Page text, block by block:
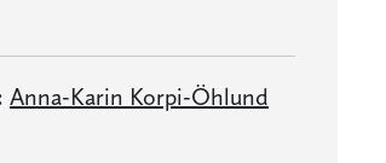
Anna-Karin Korpi-Öhlund